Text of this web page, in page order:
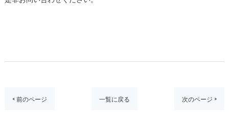
< 前のページ 一覧に戻る 次のページ >